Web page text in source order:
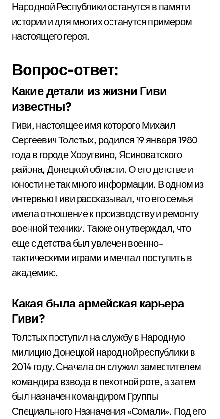
Народной Республики останутся в памяти
истории и для многих останутся примером
настоящего героя.
Вопрос-ответ:
Какие детали из жизни Гиви
известны?
Гиви, настоящее имя которого Михаил
Сергеевич Толстых, родился 19 января 1980
года в городе Хоругвино, Ясиноватского
района, Донецкой области. О его детстве и
юности не так много информации. В одном из
интервью Гиви рассказывал, что его семья
имела отношение к производству и ремонту
военной техники. Также он утверждал, что
еще с детства был увлечен военно-
тактическими играми и мечтал поступить в
академию.
Какая была армейская карьера
Гиви?
Толстых поступил на службу в Народную
милицию Донецкой народной республики в
2014 году. Сначала он служил заместителем
командира взвода в пехотной роте, а затем
был назначен командиром Группы
Специального Назначения «Сомали». Под его